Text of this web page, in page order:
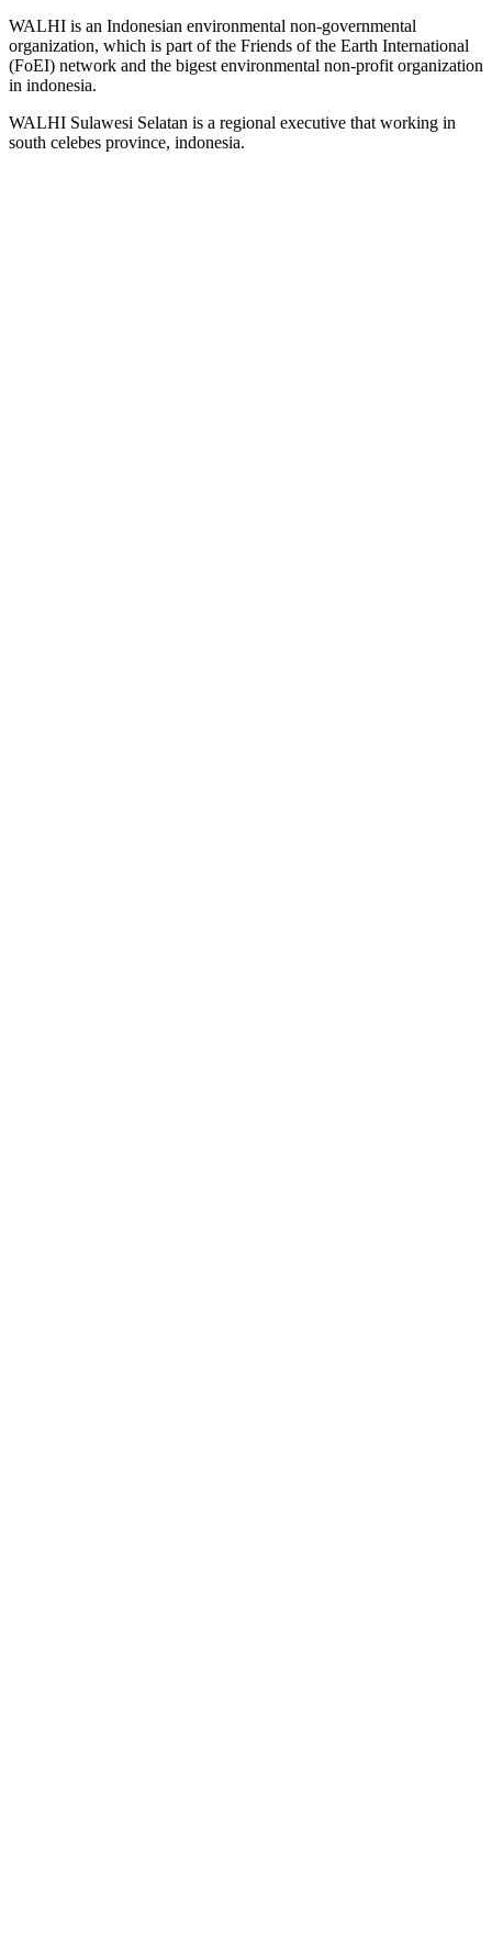
WALHI is an Indonesian environmental non-governmental
organization, which is part of the Friends of the Earth International
(FoEI) network and the bigest environmental non-profit organization
in indonesia.
WALHI Sulawesi Selatan is a regional executive that working in
south celebes province, indonesia.